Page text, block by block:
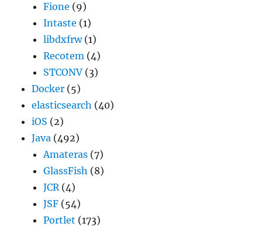
Fione (9)
Intaste (1)
libdxfrw(1)
Recotem (4)
STCONV (3)
Docker (5)
elasticsearch (40)
iOS (2)
Java (492)
Amateras (7)
GlassFish (8)
JCR(4)
JSF (54)
Portlet (173)